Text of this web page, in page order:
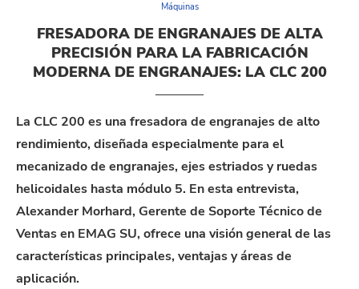
Máquinas
FRESADORA DE ENGRANAJES DE ALTA
PRECISIÓN PARA LA FABRICACIÓN
MODERNA DE ENGRANAJES: LA CLC 200
La CLC 200 es una fresadora de engranajes de alto
rendimiento, diseñada especialmente para el
mecanizado de engranajes, ejesestriadosy ruedas
helicoidales hasta módulo 5. En esta entrevista,
AlexanderMorhard, Gerente de Soporte Técnico de
Ventas en EMAG SU, ofrece una visión general de las
características principales, ventajas y áreas de
aplicación.